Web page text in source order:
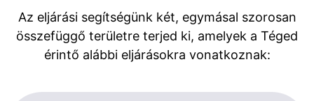
Az eljárási segítségünk két, egymásal szorosan
összefüggő területre terjed ki, amelyek a Téged
érintő alábbi eljárásokra vonatkoznak: